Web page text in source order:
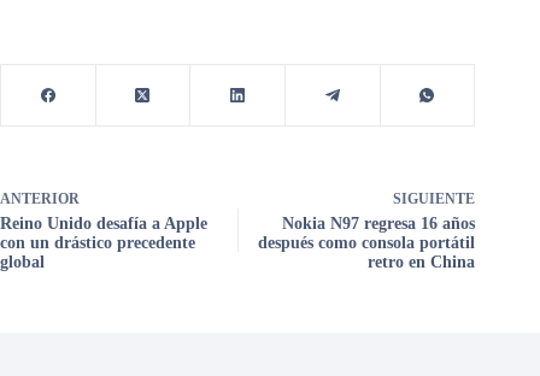
ANTERIOR
Reino Unido desafía a Apple
con un drástico precedente
global
SIGUIENTE
Nokia N97 regresa 16 años
después como consola portátil
retro en China